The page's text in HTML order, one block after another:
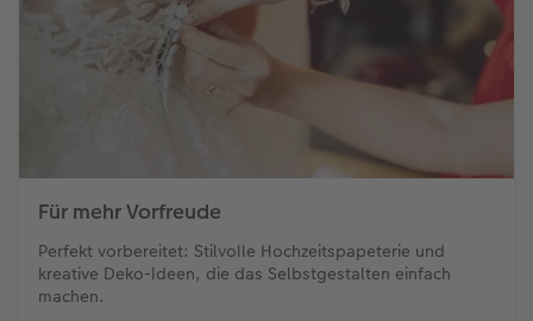
Foto-Kochbuch
Neuheiten
Neuheiten
CEWE myPhotos
Neuheiten
Neuheiten
Neuheiten
Für mehr Vorfreude
Perfekt vorbereitet: Stilvolle Hochzeitspapeterie und
kreative Deko-Ideen, die das Selbstgestalten einfach
machen.